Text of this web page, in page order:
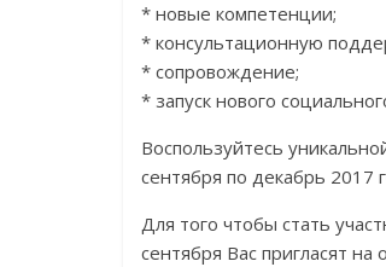
* новые компетенции;
* консультационную
* сопровождение;
* запуск нового
Воспользуйтесь
сентября по декабрь 2017
Для того чтобы стать
сентября Вас пригласят на